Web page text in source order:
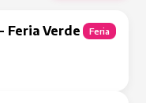
Feria Verde Feria